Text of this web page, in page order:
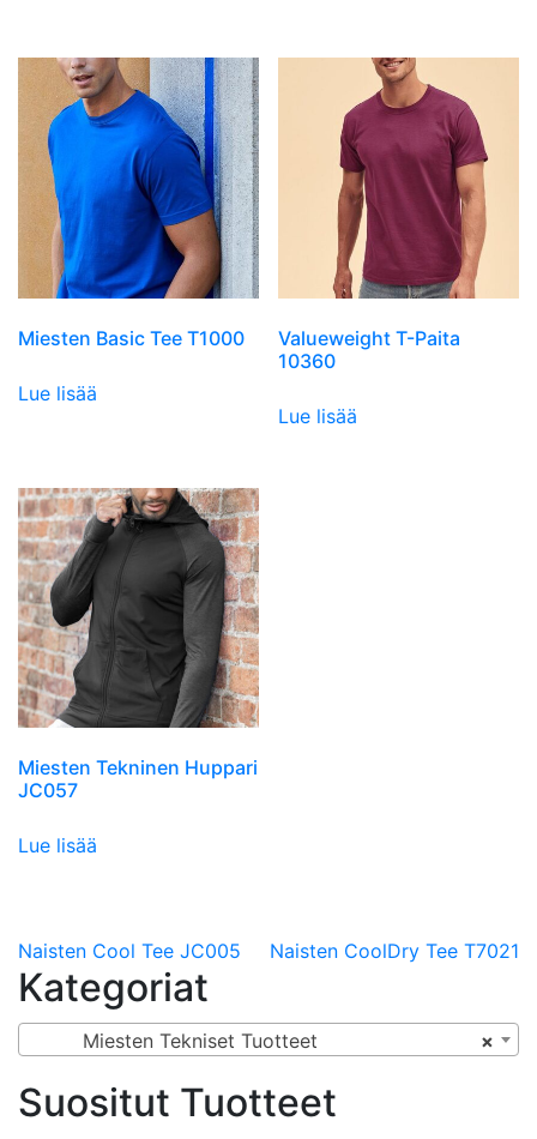
Miesten Basic Tee T1000
Lue lisää
Valueweight T-Paita
10360
Lue lisää
Miesten Tekninen Huppari
JC057
Lue lisää
Artikkelien
selaus
Naisten Cool Tee JC005 Naisten CoolDry Tee T7021
Kategoriat
×
Miesten Tekniset Tuotteet
Suositut Tuotteet